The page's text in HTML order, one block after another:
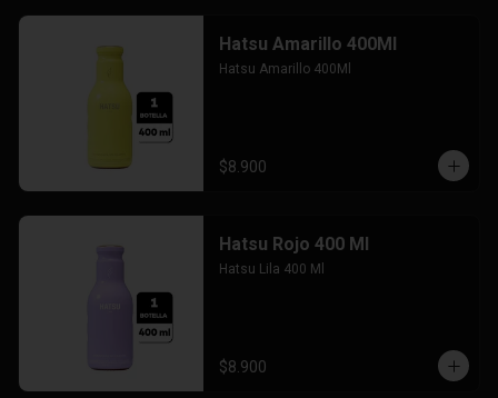
Hatsu Amarillo 400Ml
Hatsu Amarillo 400Ml
$8.900
Hatsu Rojo 400 Ml
Hatsu Lila 400 Ml
$8.900